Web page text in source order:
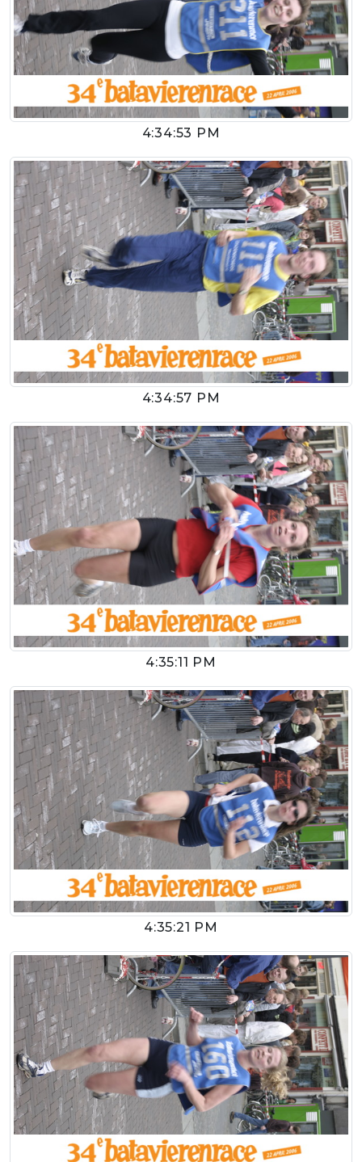
4:34:53 PM
4:34:57 PM
4:35:11 PM
4:35:21 PM